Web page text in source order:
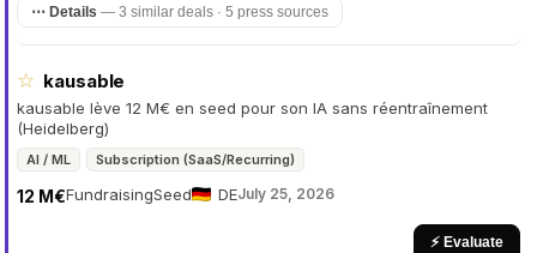
⋯ Details — 3 similar deals · 5 press sources
☆ kausable
kausable lève 12 M€ en seed pour son IA sans réentraînement
(Heidelberg)
AI / ML Subscription (SaaS/Recurring)
Fundraising
12 M€ Seed DEJuly 25, 2026
⚡ Evaluate